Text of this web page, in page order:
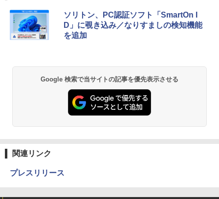
ソリトン、PC認証ソフト「SmartOn I
D」に覗き込み／なりすましの検知機能
を追加
Google 検索で当サイトの記事を優先表示させる
関連リンク
プレスリリース